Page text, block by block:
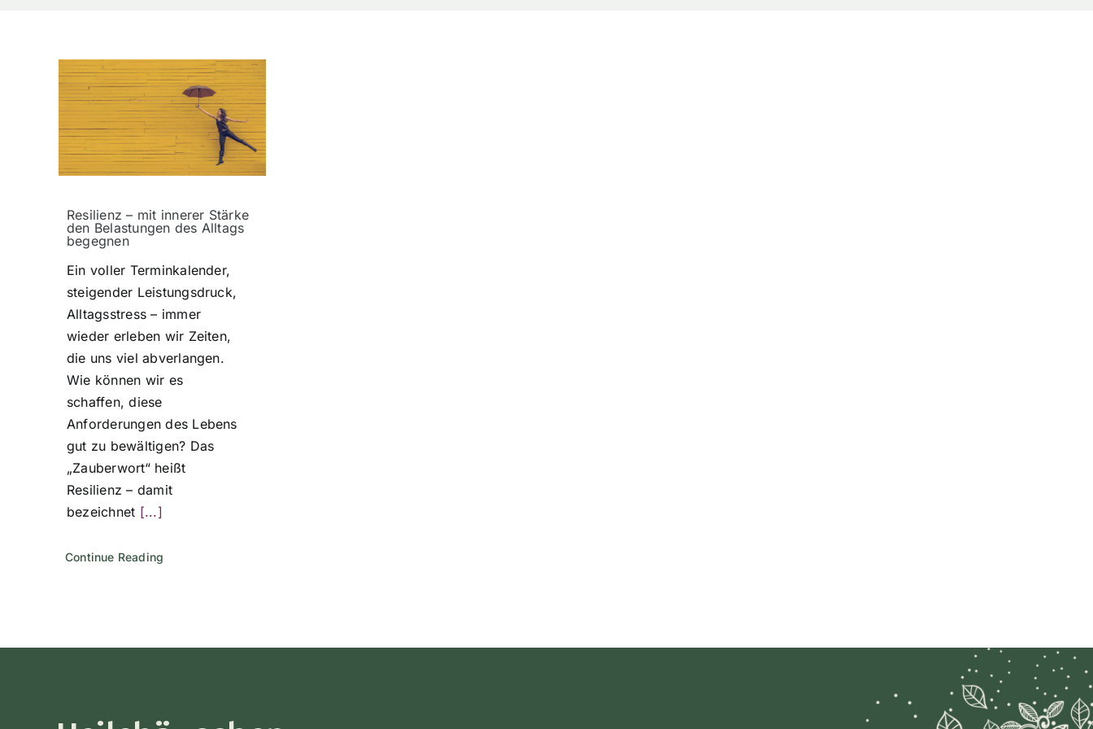
Resilienz – mit innerer Stärke
den Belastungen des Alltags
begegnen
Ein voller Terminkalender,
steigender Leistungsdruck,
Alltagsstress – immer
wieder erleben wir Zeiten,
die uns viel abverlangen.
Wie können wir es
schaffen, diese
Anforderungen des Lebens
gut zu bewältigen? Das
„Zauberwort“ heißt
Resilienz – damit
bezeichnet [...]
Continue Reading
Kundenbewertungen und Erfahrungen zu
NicoleBecker